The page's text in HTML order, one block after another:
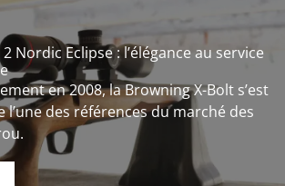
Nordic Eclipse : l’élégance au service
en 2008, la Browning X-Bolt s’est
l’une des références du marché des